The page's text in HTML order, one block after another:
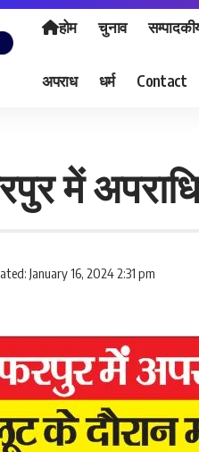
होम चुनाव
अपराध धर्म Contact
में
January 16, 2024 2:31 pm